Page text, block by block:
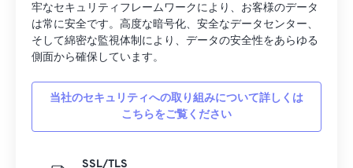
牢なセキュリティフレームワークにより、お客様のデータ
は常に安全です。高度な暗号化、安全なデータセンター、
そして綿密な監視体制により、データの安全性をあらゆる
側面から確保しています。
当社のセキュリティへの取り組みについて詳しくは
こちらをご覧ください
SSL/TLS